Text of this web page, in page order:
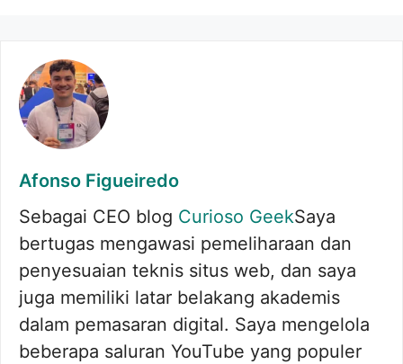
Afonso Figueiredo
Sebagai CEO blog Curioso GeekSaya
bertugas mengawasi pemeliharaan dan
penyesuaian teknis situs web, dan saya
juga memiliki latar belakang akademis
dalam pemasaran digital. Saya mengelola
beberapa saluran YouTube yang populer